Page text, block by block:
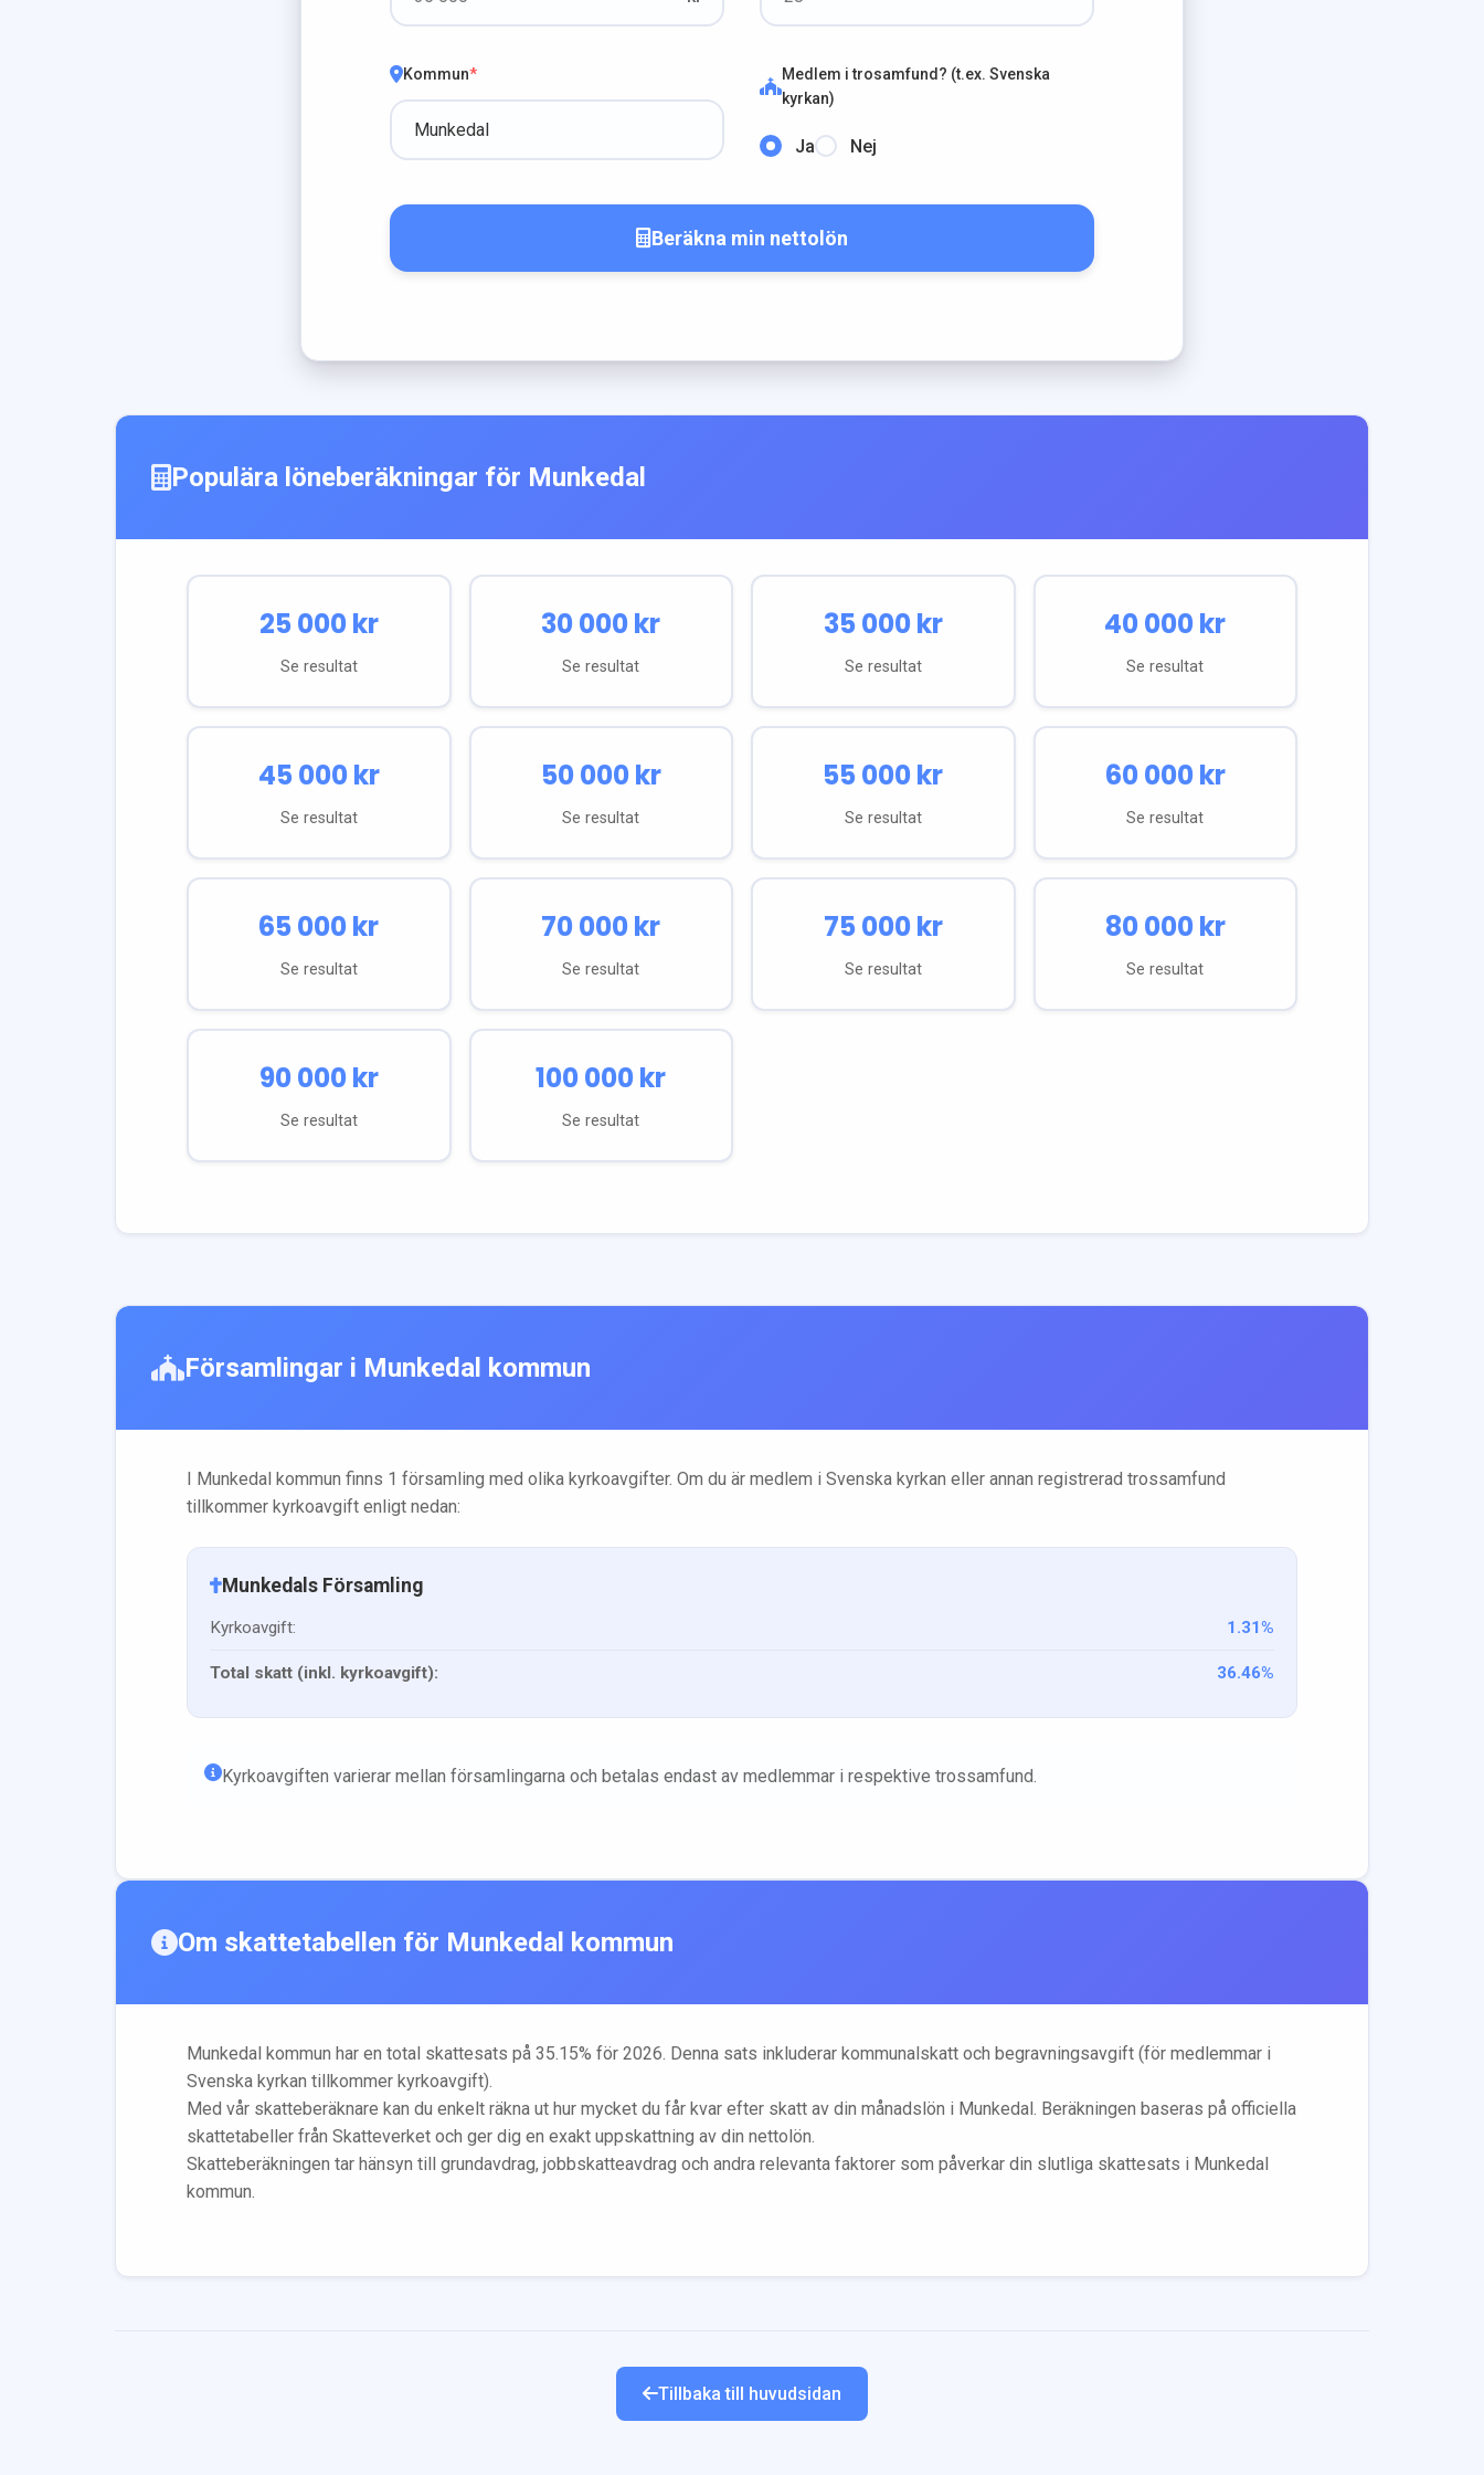
Kommun*
Medlem i trosamfund? (t.ex. Svenska
kyrkan)
Ja Nej
Beräkna min nettolön
Populära löneberäkningar för Munkedal
25 000kr
Se resultat
30 000kr
Se resultat
35 000kr
Se resultat
40 000kr
Se resultat
45 000kr
Se resultat
50 000kr
Se resultat
55 000kr
Se resultat
60 000kr
Se resultat
65 000kr
Se resultat
70 000kr
Se resultat
75 000kr
Se resultat
80 000kr
Se resultat
90 000kr
Se resultat
100 000kr
Se resultat
Församlingar i Munkedal kommun
I Munkedal kommun finns 1 församling med olika kyrkoavgifter. Om du är medlem i Svenska kyrkan eller annan registrerad trossamfund
tillkommer kyrkoavgift enligt nedan:
Munkedals Församling
Kyrkoavgift: 1.31%
Total skatt (inkl. kyrkoavgift): 36.46%
Kyrkoavgiften varierar mellan församlingarna och betalas endast av medlemmar i respektive trossamfund.
Om skattetabellen för Munkedal kommun
Munkedal kommun har en total skattesats på 35.15% för 2026. Denna sats inkluderar kommunalskatt och begravningsavgift (för medlemmar i
Svenska kyrkan tillkommer kyrkoavgift).
Med vår skatteberäknare kan du enkelt räkna ut hur mycket du får kvar efter skatt av din månadslön i Munkedal . Beräkningen baseras på officiella
skattetabeller från Skatteverket och ger dig en exakt uppskattning av din nettolön.
Skatteberäkningen tar hänsyn till grundavdrag, jobbskatteavdrag och andra relevanta faktorer som påverkar din slutliga skattesats i Munkedal
kommun.
Tillbaka till huvudsidan